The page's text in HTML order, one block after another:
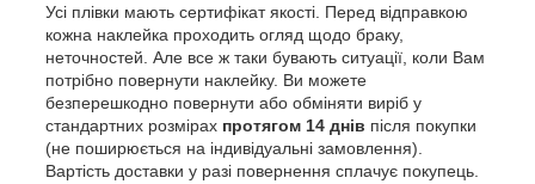
Усі плівки мають сертифікат якості. Перед відправкою
кожна наклейка проходить огляд щодо браку,
неточностей. Але все ж таки бувають ситуації, коли Вам
потрібно повернути наклейку. Ви можете
безперешкодно повернути або обміняти виріб у
стандартних розмірах протягом 14 днів після покупки
(не поширюється на індивідуальні замовлення).
Вартість доставки у разі повернення сплачує покупець.